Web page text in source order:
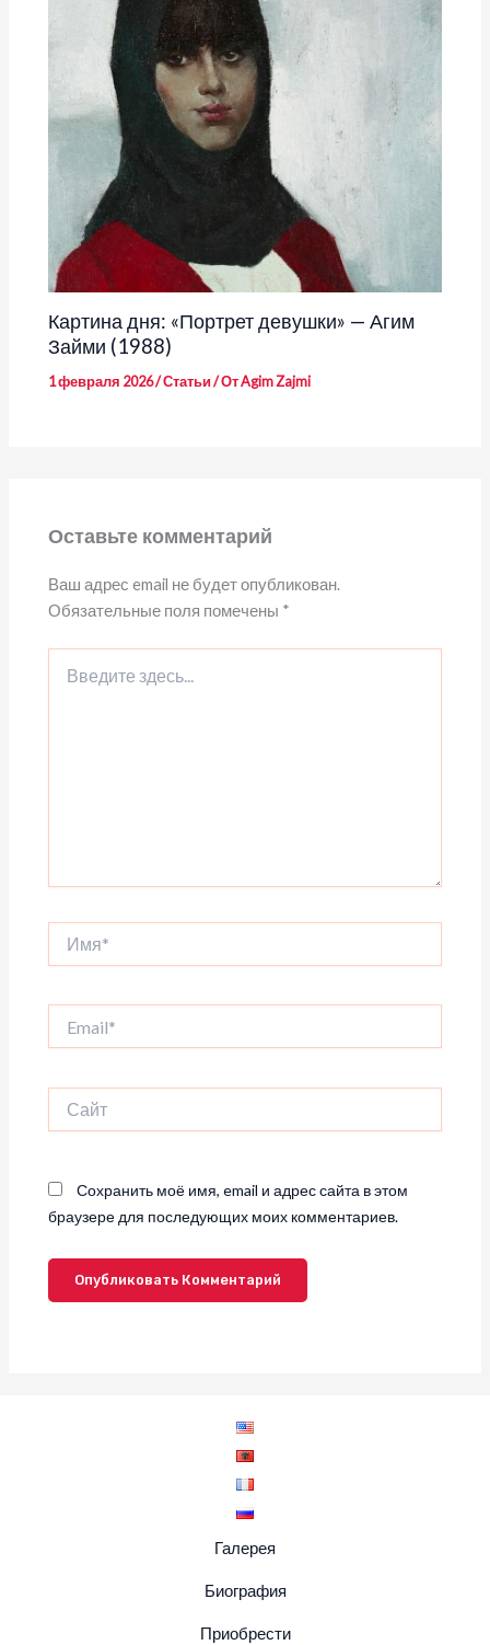
Картина дня: «Портрет девушки» — Агим
Займи (1988)
1 февраля 2026/Статьи/ ОтAgim Zajmi
Оставьте комментарий
Ваш адрес email не будет опубликован.
Обязательные поля помечены *
здесь...
Сохранить моё имя, email и адрес сайта в этом
браузере для последующих моих комментариев.
Галерея
Биография
Приобрести